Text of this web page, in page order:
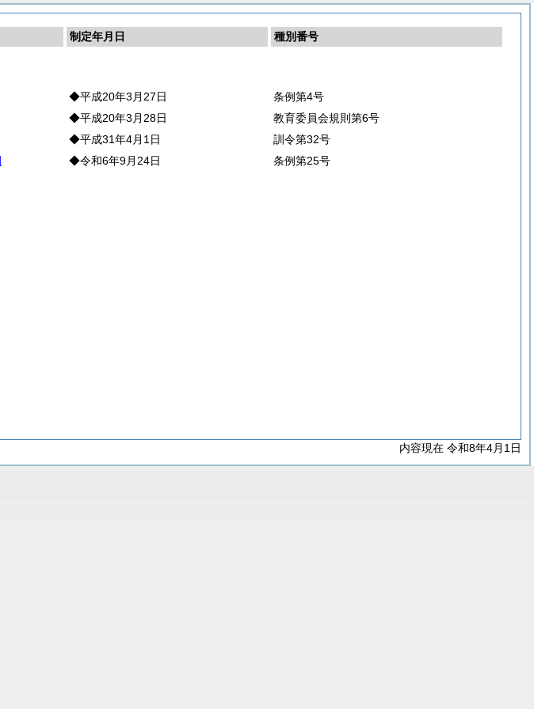
制定年月日
種別番号
◆平成20年3月27日
条例第4号
◆平成20年3月28日
教育委員会規則第6号
◆平成31年4月1日
訓令第32号
◆令和6年9月24日 条例第25号
内容現在 令和8年4月1日